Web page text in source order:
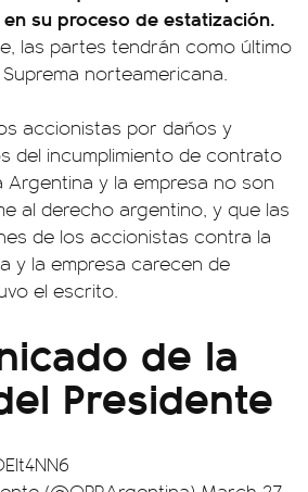
su proceso de estatización.
las partes tendrán como último
norteamericana.
accionistas por daños y
del incumplimiento de contrato
Argentina y la empresa no son
al derecho argentino, y que las
de los accionistas contra la
y la empresa carecen de
el escrito.
de la
Presidente